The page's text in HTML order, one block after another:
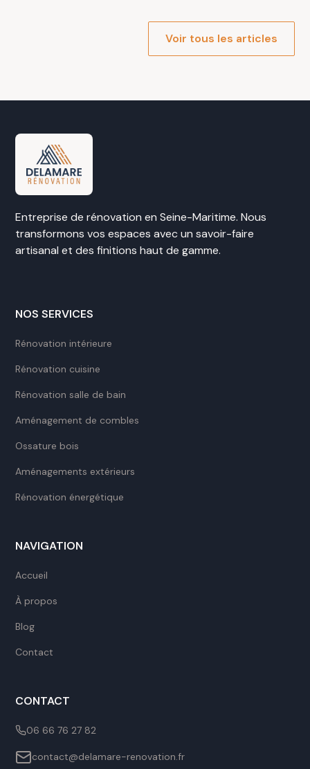
des projets d’isolation en Seine-Maritime. Voici
Voir tous les articles
Entreprise de rénovation en Seine-Maritime. Nous
transformons vos espaces avec un savoir-faire
artisanal et des finitions haut de gamme.
NOS SERVICES
Rénovation intérieure
Rénovation cuisine
Rénovation salle de bain
Aménagement de combles
Ossature bois
Aménagements extérieurs
Rénovation énergétique
NAVIGATION
Accueil
À propos
Blog
Contact
CONTACT
06 66 76 27 82
contact@delamare-renovation.fr